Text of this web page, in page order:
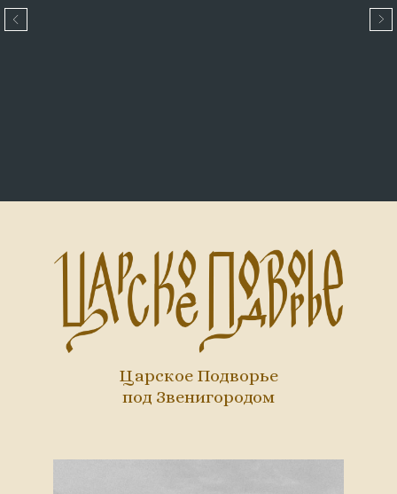
Царское Подворье
под Звенигородом